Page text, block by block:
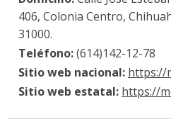
406, Colonia Centro,
31000.
Teléfono:(614)142-12-78
Sitio web nacional: https://
Sitio web estatal: https://